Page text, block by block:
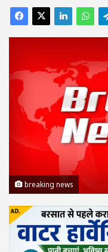
breaking news